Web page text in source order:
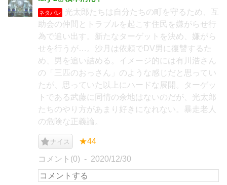
ネタバレ
光太郎たちは自分たちの町を守るため、互
助会の仲間とトラブルを起こす住民を嫌がらせ行
為で追い出す。新たなターゲットを決め、嫌がら
せを行うが…。沙月は依頼でDV男に復讐するた
め、男を追い詰める。イメージ的には有川浩さん
の「三匹のおっさん」のような感じだと思ってい
たが、思っていた以上にハードな展開。ターゲッ
トである武藤に同情の余地はないのだが、光太郎
たちのやり方があまり好きになれない。暴走老人
の危険な正義論。
ナイス ★44
コメント(0) 2020/12/30